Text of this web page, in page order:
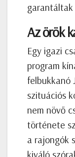
garantáltak
Az örök
Egy igazi
program
felbukkanó
szituációs
nem növő
története
a rajongók
kiváló